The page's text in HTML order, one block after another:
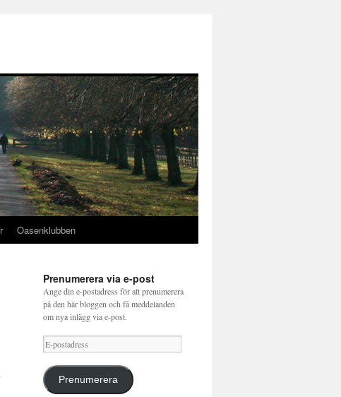
Oasenklubben
Prenumerera via e-post
Ange din e-postadress för att prenumerera
på den här bloggen och få meddelanden
om nya inlägg via e-post.
E-
postadress
Prenumerera